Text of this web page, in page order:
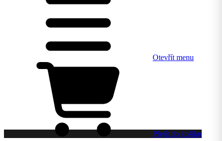
Otevřít menu
Přejít do košíku